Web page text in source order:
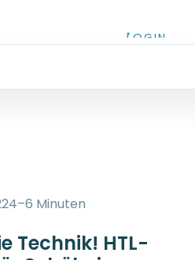
LOGIN
4–6 Minuten
Technik! HTL-